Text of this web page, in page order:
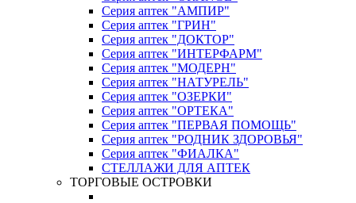
Серия аптек "АМПИР"
Серия аптек "ГРИН"
Серия аптек "ДОКТОР"
Серия аптек "ИНТЕРФАРМ"
Серия аптек "МОДЕРН"
Серия аптек "НАТУРЕЛЬ"
Серия аптек "ОЗЕРКИ"
Серия аптек "ОРТЕКА"
Серия аптек "ПЕРВАЯ ПОМОЩЬ"
Серия аптек "РОДНИК ЗДОРОВЬЯ"
Серия аптек "ФИАЛКА"
СТЕЛЛАЖИ ДЛЯ АПТЕК
ТОРГОВЫЕ ОСТРОВКИ